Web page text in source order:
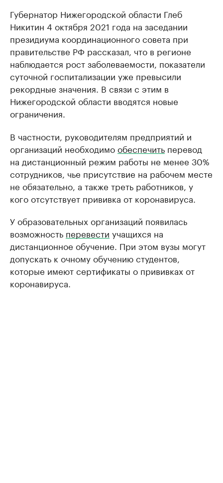
Губернатор Нижегородской области Глеб
Никитин 4 октября 2021 года на заседании
президиума координационного совета при
правительстве РФ рассказал, что в регионе
наблюдается рост заболеваемости, показатели
суточной госпитализации уже превысили
рекордные значения. В связи с этим в
Нижегородской области вводятся новые
ограничения.
В частности, руководителям предприятий и
организаций необходимообеспечить перевод
на дистанционный режим работы не менее 30%
сотрудников, чье присутствие на рабочем месте
не обязательно, а также треть работников, у
кого отсутствует прививка от коронавируса.
У образовательных организаций появилась
возможность перевести учащихся на
дистанционное обучение. При этом вузы могут
допускать к очному обучению студентов,
которые имеют сертификаты о прививках от
коронавируса.